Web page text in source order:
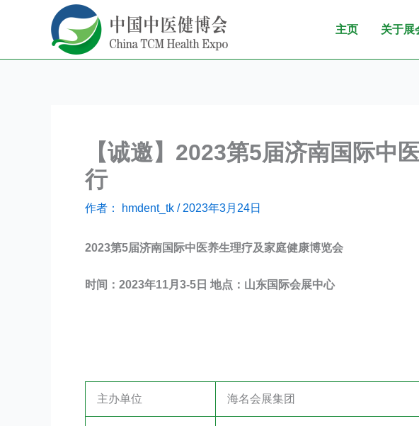
容
主页 关于展
【诚邀】2023第5届济南国际中
行
作者： hmdent_tk / 2023年3月24日
2023第5届济南国际中医养生理疗及家庭健康博览会
时间：2023年11月3-5日 地点：山东国际会展中心
主办单位 海名会展集团